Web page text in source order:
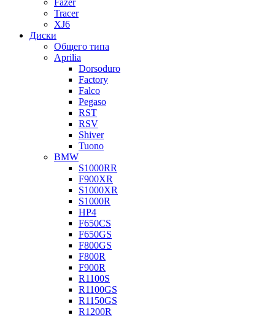
Fazer
Tracer
XJ6
Диски
Общего типа
Aprilia
Dorsoduro
Factory
Falco
Pegaso
RST
RSV
Shiver
Tuono
BMW
S1000RR
F900XR
S1000XR
S1000R
HP4
F650CS
F650GS
F800GS
F800R
F900R
R1100S
R1100GS
R1150GS
R1200R